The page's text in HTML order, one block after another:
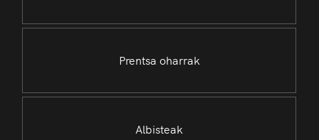
Prentsa oharrak
Albisteak